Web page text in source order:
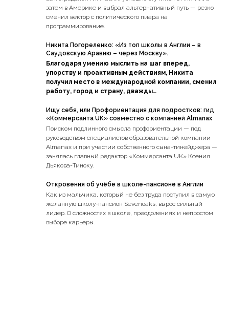
затем в Америке и выбрал альтернативный путь — резко
сменил вектор с политического пиара на
программирование.
Никита Погореленко: «Из топ школы в Англии – в
Саудовскую Аравию – через Москву».
Благодаря умению мыслить на шаг вперед,
упорству и проактивным действиям, Никита
получил место в международной компании, сменил
работу, город и страну, дважды…
Ищу себя, или Профориентация для подростков: гид
«Коммерсанта UK» совместно с компанией Almanax
Поиском подлинного смысла профориентации — под
руководством специалистов образовательной компании
Almanax и при участии собственного сына-тинейджера —
занялась главный редактор «Коммерсанта UK» Ксения
Дьякова-Тиноку.
Откровения об учёбе в школе-пансионе в Англии
Как из мальчика, который не без труда поступил в самую
желанную школу-пансион Sevenoaks, вырос сильный
лидер. О сложностях в школе, преодолениях и непростом
выборе карьеры.